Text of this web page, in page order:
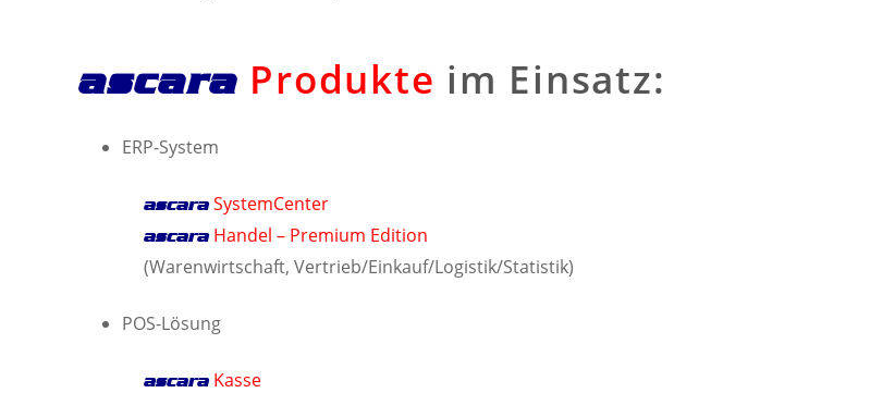
ascara Produkte im Einsatz:
ERP-System
ascara SystemCenter
ascara Handel – Premium Edition
(Warenwirtschaft, Vertrieb/Einkauf/Logistik/Statistik)
POS-Lösung
ascara Kasse